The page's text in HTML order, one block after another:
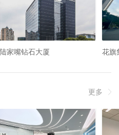
陆家嘴钻石大厦 花旗
更多